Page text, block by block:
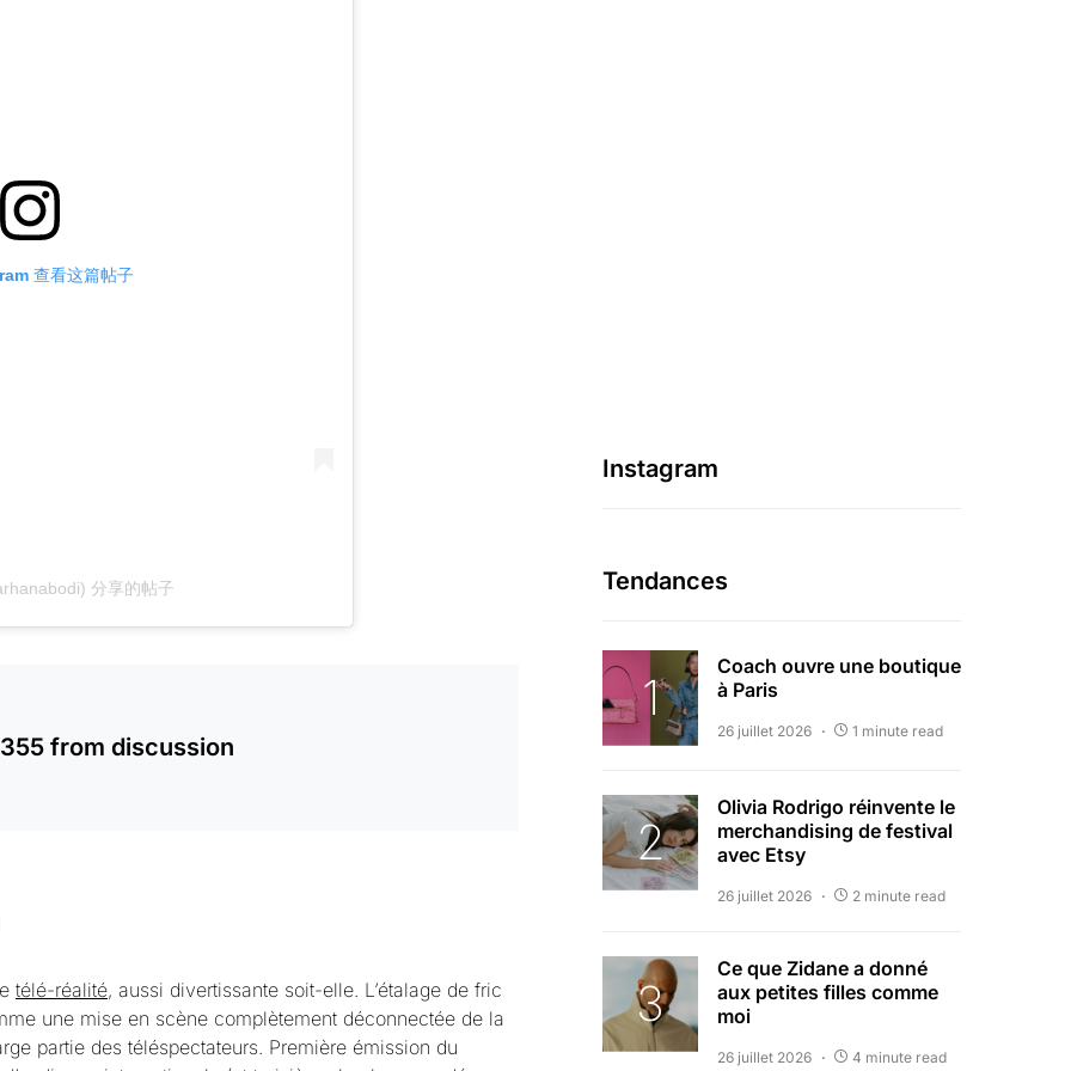
查看这篇帖子
分享的帖子
from discussion
télé-réalité, aussi divertissante soit-elle. L’étalage de fric
une mise en scène complètement déconnectée de la
partie des téléspectateurs. Première émission du
Instagram
Tendances
Coach ouvre une boutique
à Paris
26 juillet 2026 1 minute read
Olivia Rodrigo réinvente le
merchandising de festival
avec Etsy
26 juillet 2026 2 minute read
Ce que Zidane a donné
aux petites filles comme
moi
26 juillet 2026 4 minute read